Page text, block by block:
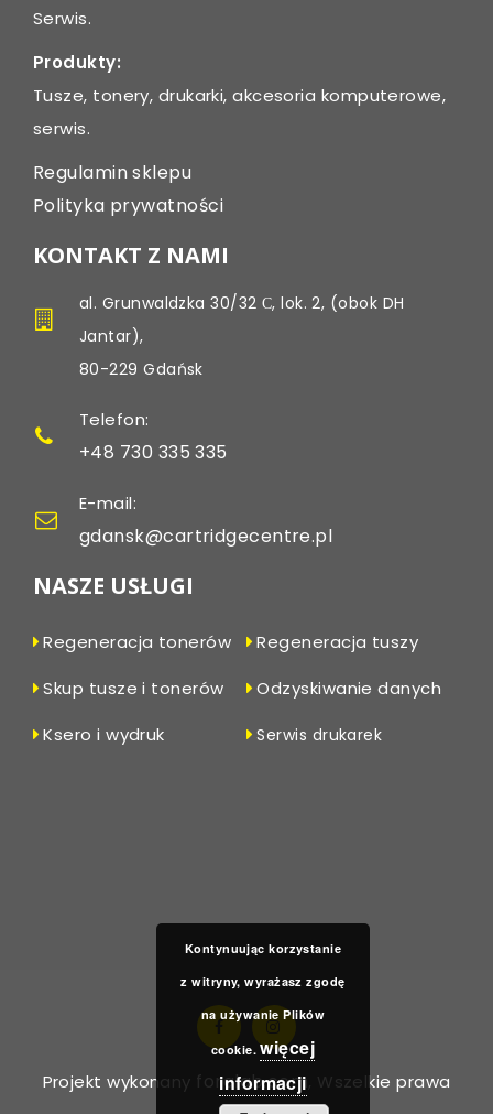
Serwis.
Produkty:
Tusze, tonery, drukarki, akcesoria komputerowe,
serwis.
Regulamin sklepu
Polityka prywatności
KONTAKT Z NAMI
al. Grunwaldzka 30/32 С, lok. 2, (obok DH
Jantar),
80-229 Gdańsk
Telefon:
+48 730 335 335
E-mail:
gdansk@cartridgecentre.pl
NASZE USŁUGI
Regeneracja tonerów
Regeneracja tuszy
Skup tusze i tonerów
Odzyskiwanie danych
Ksero i wydruk
Serwis drukarek
Projekt wykonany foralab.com, Wszelkie prawa
Kontynuując korzystanie
z witryny, wyrażasz zgodę
na używanie Plików
cookie.więcej
informacji